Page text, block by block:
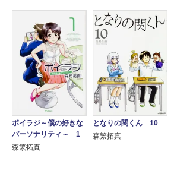
ボイラジ～僕の好きな
パーソナリティ～ 1
森繁拓真
となりの関くん 10
森繁拓真